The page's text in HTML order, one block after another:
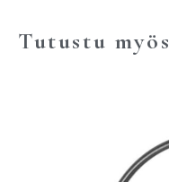
Tutustu myös